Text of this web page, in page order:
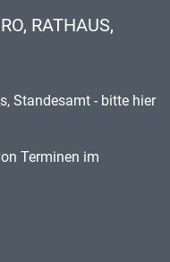
RATHAUS,
Standesamt - bitte hier
Terminen im